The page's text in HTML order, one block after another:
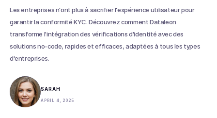
Les entreprises n'ont plus à sacrifier l'expérience utilisateur pour
garantir la conformité KYC. Découvrez comment Dataleon
transforme l'intégration des vérifications d'identité avec des
solutions no-code, rapides et efficaces, adaptées à tous les types
d'entreprises.
SARAH
APRIL 4, 2025